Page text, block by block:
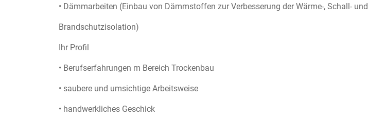
• Dämmarbeiten (Einbau von Dämmstoffen zur Verbesserung der Wärme-, Schall- und
Brandschutzisolation)
Ihr Profil
• Berufserfahrungen m Bereich Trockenbau
• saubere und umsichtige Arbeitsweise
• handwerkliches Geschick